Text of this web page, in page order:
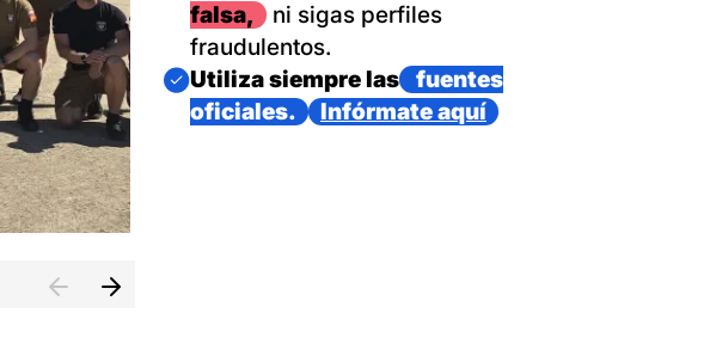
falsa,
ni sigas perfiles
fraudulentos.
Imagen
Utiliza siempre las
fuentes
oficiales.
Infórmate aquí